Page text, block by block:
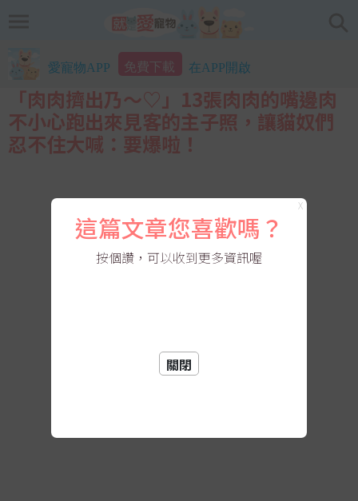
愛寵物APP 免費下載 在APP開啟
「肉肉擠出乃～♡」13張肉肉的嘴邊肉
不小心跑出來見客的主子照，讓貓奴們
忍不住大喊：要爆啦！
X
這篇文章您喜歡嗎？
按個讚，可以收到更多資訊喔
關閉